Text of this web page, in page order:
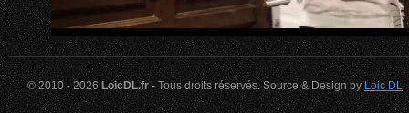
© 2010 - 2026 LoicDL.fr- Tous droits réservés. Source & Design byLoic DL